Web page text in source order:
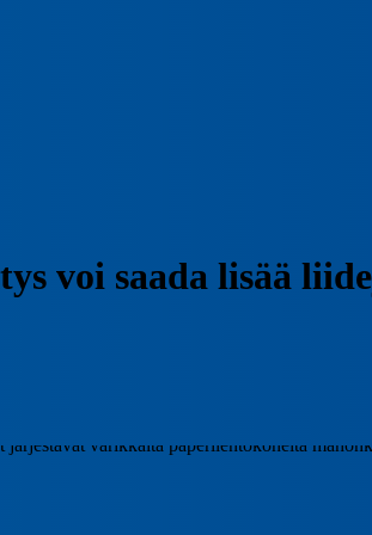
voi saada lisää